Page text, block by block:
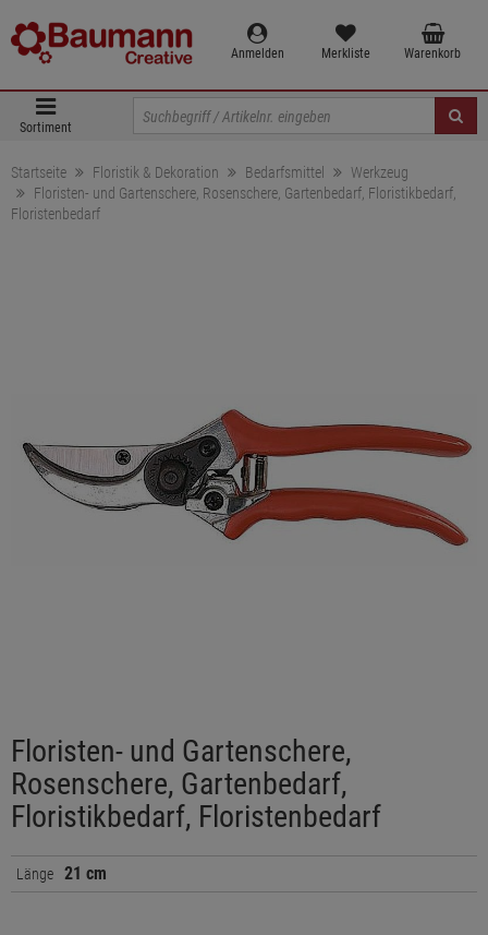
Anmelden Merkliste Warenkorb
Sortiment
Startseite Floristik & Dekoration Bedarfsmittel
Werkzeug
Floristen- und Gartenschere, Rosenschere, Gartenbedarf, Floristikbedarf,
Floristenbedarf
Floristen- und Gartenschere,
Rosenschere, Gartenbedarf,
Floristikbedarf, Floristenbedarf
Länge 21 cm